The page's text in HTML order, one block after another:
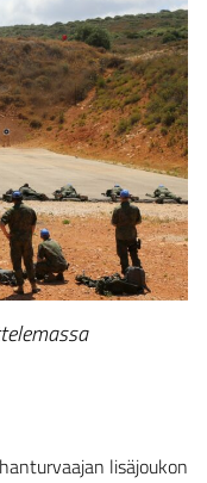
lisäjoukon